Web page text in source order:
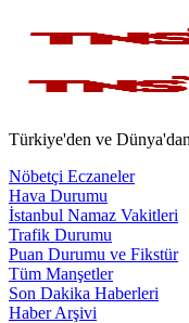
Türkiye'den ve
Nöbetçi Eczaneler
Hava Durumu
İstanbul Namaz Vakitleri
Trafik Durumu
Puan Durumu ve Fikstür
Tüm Manşetler
Son Dakika Haberleri
Haber Arşivi